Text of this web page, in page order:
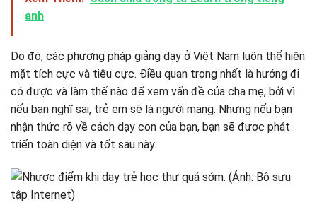
anh
Do đó, các phương pháp giảng dạy ở Việt Nam luôn thể hiện
mặt tích cực và tiêu cực. Điều quan trọng nhất là hướng đi
có được và làm thế nào để xem vấn đề của cha mẹ, bởi vì
nếu bạn nghĩ sai, trẻ em sẽ là người mang. Nhưng nếu bạn
nhận thức rõ về cách dạy con của bạn, bạn sẽ được phát
triển toàn diện và tốt sau này.